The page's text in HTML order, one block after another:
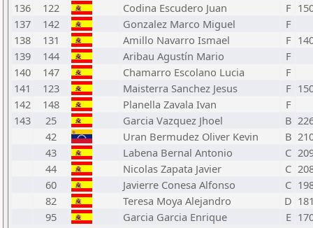
136
122 Codina Escudero Juan F
137
142 Gonzalez Marco Miguel
F
138
131 Amillo Navarro Ismael F
139
144 Aribau Agustín Mario
F
140
147 Chamarro Escolano Lucia
F
141
123 Maisterra Sanchez Jesus F
142
148 Planella Zavala Ivan
F
143
25 Garcia Vazquez Jhoel B
42
Uran Bermudez Oliver Kevin B
43
Labena Bernal Antonio C
44
Nicolas Zapata Javier C
60
Javierre Conesa Alfonso C
82
Teresa Moya Alejandro D
95
Garcia Garcia Enrique E